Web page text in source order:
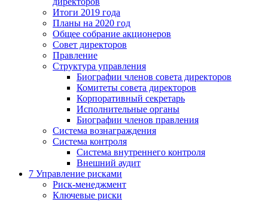
Итоги 2019 года
Планы на 2020 год
Общее собрание акционеров
Совет директоров
Правление
Структура управления
Биографии членов совета директоров
Комитеты совета директоров
Корпоративный секретарь
Исполнительные органы
Биографии членов правления
Система вознаграждения
Система контроля
Система внутреннего контроля
Внешний аудит
7 Управление рисками
Риск-менеджмент
Ключевые риски